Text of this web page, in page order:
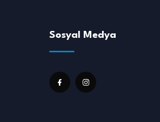
Sosyal Medya